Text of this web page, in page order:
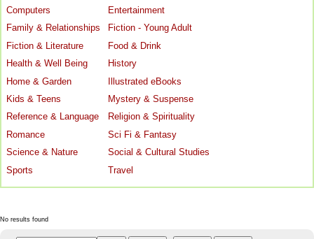
Computers
Entertainment
Family & Relationships
Fiction - Young Adult
Fiction & Literature
Food & Drink
Health & Well Being
History
Home & Garden
Illustrated eBooks
Kids & Teens
Mystery & Suspense
Reference & Language
Religion & Spirituality
Romance
Sci Fi & Fantasy
Science & Nature
Social & Cultural Studies
Sports
Travel
No results found